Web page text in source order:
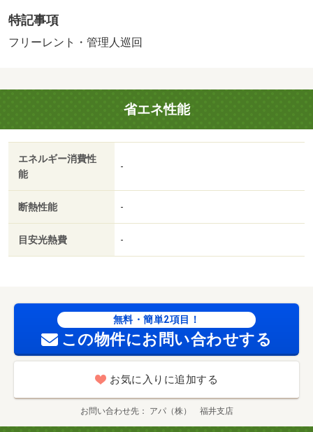
費７００円／月・緊急サポート１，１００円／月・フリー
レントあり：１ヶ月（家賃１か月分サービスいたします
代 38500円/退去時鍵交換代 16500円/室内消臭・抗菌
特記事項
フリーレント・管理人巡回
省エネ性能
エネルギー消費性
能
-
断熱性能 -
目安光熱費 -
無料・簡単2項目！
この物件にお問い合わせする
お気に入りに追加する
お問い合わせ先 アパ（株） 福井支店